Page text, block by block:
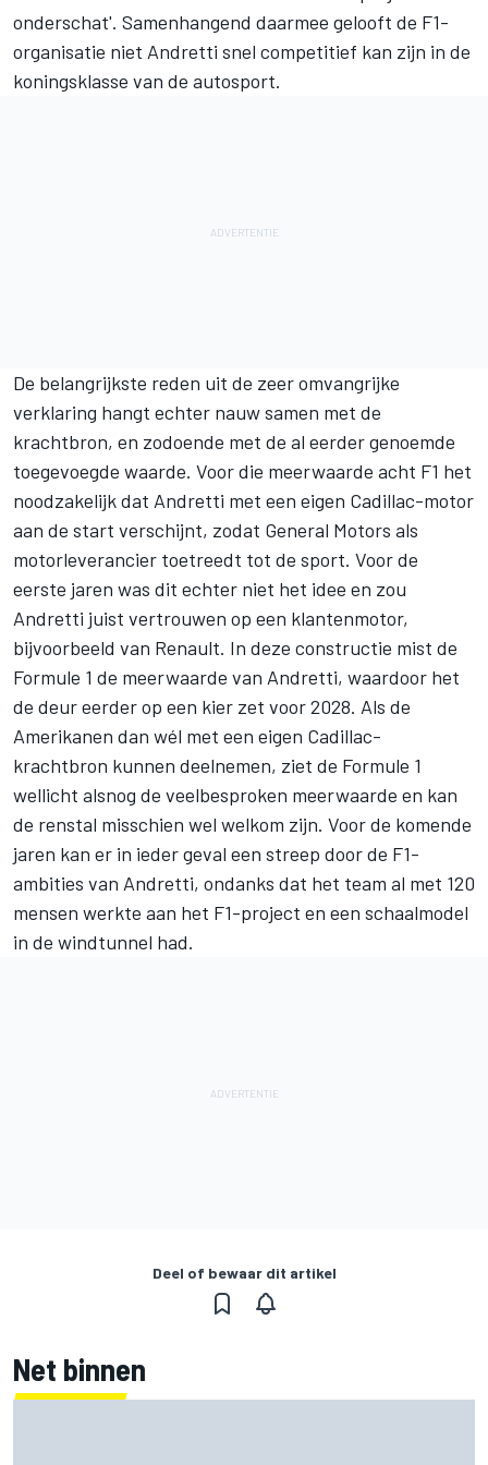
onderschat'. Samenhangend daarmee gelooft de F1-
organisatie niet Andretti snel competitief kan zijn in de
koningsklasse van de autosport.
De belangrijkste reden uit de zeer omvangrijke
verklaring hangt echter nauw samen met de
krachtbron, en zodoende met de al eerder genoemde
toegevoegde waarde. Voor die meerwaarde acht F1 het
noodzakelijk dat Andretti met een eigen Cadillac-motor
aan de start verschijnt, zodat General Motors als
motorleverancier toetreedt tot de sport. Voor de
eerste jaren was dit echter niet het idee en zou
Andretti juist vertrouwen op een klantenmotor,
bijvoorbeeld van Renault. In deze constructie mist de
Formule 1 de meerwaarde van Andretti, waardoor het
de deur eerder op een kier zet voor 2028. Als de
Amerikanen dan wél met een eigen Cadillac-
krachtbron kunnen deelnemen, ziet de Formule 1
wellicht alsnog de veelbesproken meerwaarde en kan
de renstal misschien wel welkom zijn. Voor de komende
jaren kan er in ieder geval een streep door de F1-
ambities van Andretti, ondanks dat het team al met 120
mensen werkte aan het F1-project en een schaalmodel
in de windtunnel had.
Deel of bewaar dit artikel
Net binnen